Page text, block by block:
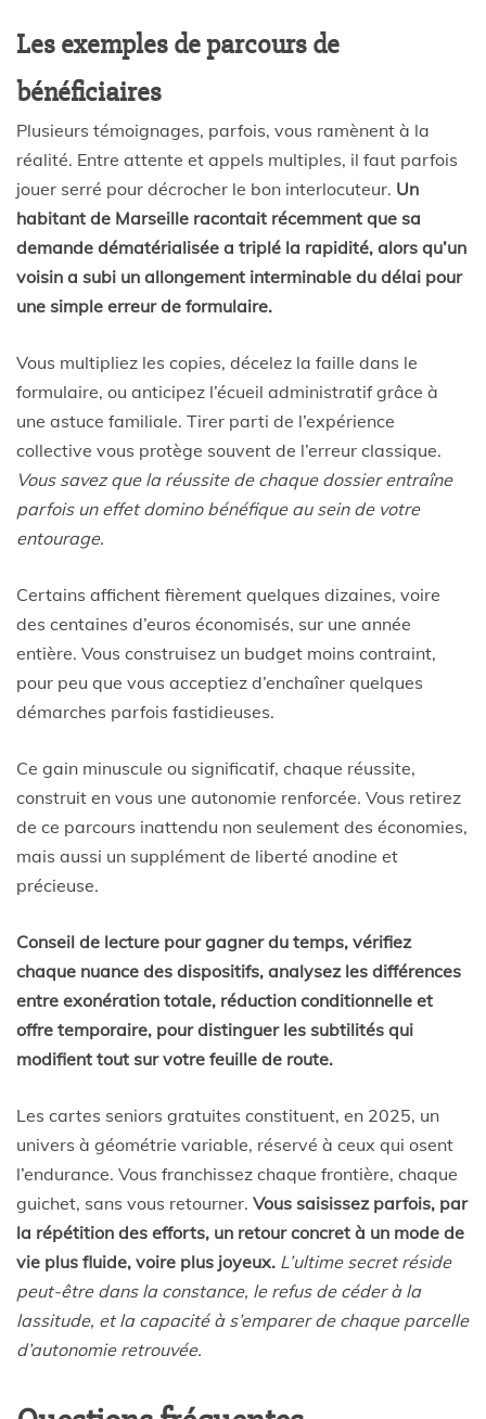
Les exemples de parcours de
bénéficiaires
Plusieurs témoignages, parfois, vous ramènent à la
réalité. Entre attente et appels multiples, il faut parfois
jouer serré pour décrocher le bon interlocuteur. Un
habitant de Marseille racontait récemment que sa
demande dématérialisée a triplé la rapidité, alors qu’un
voisin a subi un allongement interminable du délai pour
une simple erreur de formulaire.
Vous multipliez les copies, décelez la faille dans le
formulaire, ou anticipez l’écueil administratif grâce à
une astuce familiale. Tirer parti de l’expérience
collective vous protège souvent de l’erreur classique.
Vous savez que la réussite de chaque dossier entraîne
parfois un effet domino bénéfique au sein de votre
entourage.
Certains affichent fièrement quelques dizaines, voire
des centaines d’euros économisés, sur une année
entière. Vous construisez un budget moins contraint,
pour peu que vous acceptiez d’enchaîner quelques
démarches parfois fastidieuses.
Ce gain minuscule ou significatif, chaque réussite,
construit en vous une autonomie renforcée. Vous retirez
de ce parcours inattendu non seulement des économies,
mais aussi un supplément de liberté anodine et
précieuse.
Conseil de lecture pour gagner du temps, vérifiez
chaque nuance des dispositifs, analysez les différences
entre exonération totale, réduction conditionnelle et
offre temporaire, pour distinguer les subtilités qui
modifient tout sur votre feuille de route.
Les cartes seniors gratuites constituent, en 2025, un
univers à géométrie variable, réservé à ceux qui osent
l’endurance. Vous franchissez chaque frontière, chaque
guichet, sans vous retourner. Vous saisissez parfois, par
la répétition des efforts, un retour concret à un mode de
vie plus fluide, voire plus joyeux. L’ultime secret réside
peut-être dans la constance, le refus de céder à la
lassitude, et la capacité à s’emparer de chaque parcelle
d’autonomie retrouvée.